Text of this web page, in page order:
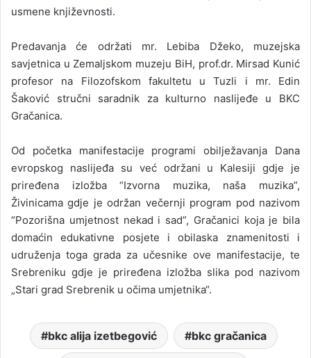
usmene književnosti.
Predavanja će održati mr. Lebiba Džeko, muzejska
savjetnica u Zemaljskom muzeju BiH, prof.dr. Mirsad Kunić
profesor na Filozofskom fakultetu u Tuzli i mr. Edin
Šaković stručni saradnik za kulturno naslijeđe u BKC
Gračanica.
Od početka manifestacije programi obilježavanja Dana
evropskog naslijeđa su već održani u Kalesiji gdje je
priređena izložba “Izvorna muzika, naša muzika”,
Živinicama gdje je održan večernji program pod nazivom
“Pozorišna umjetnost nekad i sad”, Gračanici koja je bila
domaćin edukativne posjete i obilaska znamenitosti i
udruženja toga grada za učesnike ove manifestacije, te
Srebreniku gdje je priređena izložba slika pod nazivom
„Stari grad Srebrenik u očima umjetnika“.
bkc alija izetbegović bkc gračanica